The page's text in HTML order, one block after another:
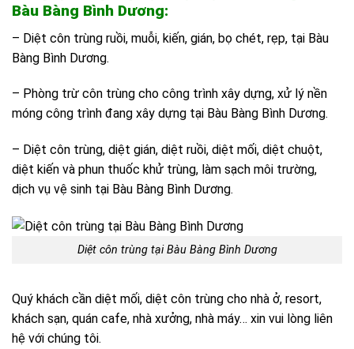
Bàu Bàng Bình Dương:
– Diệt côn trùng ruồi, muỗi, kiến, gián, bọ chét, rẹp, tại Bàu
Bàng Bình Dương.
– Phòng trừ côn trùng cho công trình xây dựng, xử lý nền
móng công trình đang xây dựng tại Bàu Bàng Bình Dương.
– Diệt côn trùng, diệt gián, diệt ruồi, diệt mối, diệt chuột,
diệt kiến và phun thuốc khử trùng, làm sạch môi trường,
dịch vụ vệ sinh tại Bàu Bàng Bình Dương.
Diệt côn trùng tại Bàu Bàng Bình Dương
Quý khách cần diệt mối, diệt côn trùng cho nhà ở, resort,
khách sạn, quán cafe, nhà xưởng, nhà máy… xin vui lòng liên
hệ với chúng tôi.